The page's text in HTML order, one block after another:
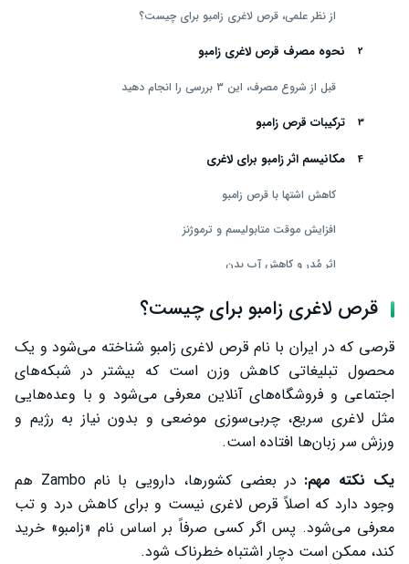
از نظر علمی، قرص لاغری زامبو برای چیست؟
نحوه مصرف قرص لاغری زامبو
قبل از شروع مصرف، این ۳ بررسی را انجام دهید
ترکیبات قرص زامبو
مکانیسم اثر زامبو برای لاغری
کاهش اشتها با قرص زامبو
افزایش موقت متابولیسم و ترموژنز
اثر مُدر و کاهش آب بدن
اثرات گوارشی (ملین یا تحریک روده)
عوارض احتمالی قرص لاغری زامبو
موارد منع مصرف (چه کسانی نباید زامبو مصرف کنند)
تداخلات دارویی قرص لاغری زامبو
مصرف قرص زامبو در بارداری
بررسی زامبو اصل و تقلبی
قیمت قرص زامبو و عوامل مؤثر بر آن
قرص لاغری زامبو برای چیست؟
قرصی که در ایران با نام قرص لاغری زامبو شناخته می‌شود و یک
محصول تبلیغاتی کاهش وزن است که بیشتر در شبکه‌های
اجتماعی و فروشگاه‌های آنلاین معرفی می‌شود و با وعده‌هایی
مثل لاغری سریع، چربی‌سوزی موضعی و بدون نیاز به رژیم و
ورزش سر زبان‌ها افتاده است.
یک نکته مهم:
در بعضی کشورها، دارویی با نام Zambo هم
وجود دارد که اصلاً قرص لاغری نیست و برای کاهش درد و تب
معرفی می‌شود. پس اگر کسی صرفاً بر اساس نام «زامبو» خرید
کند، ممکن است دچار اشتباه خطرناک شود.